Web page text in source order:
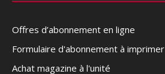
Offres d’abonnement en ligne
Formulaire d'abonnement à imprimer
Achat magazine à l'unité